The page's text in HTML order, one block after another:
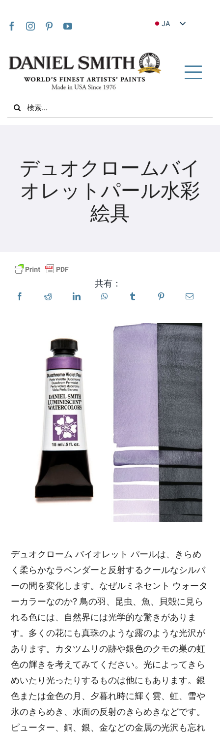
JA
IT
ZH
ZH_TW
私たちについて
販売店を探す
お問い合わせ
Search
for:
デュオクロームバイ
オレットパール水彩
絵具
共有：
デュオクローム バイオレット パールは、きらめ
く柔らかなラベンダーと反射するクールなシルバ
ーの間を変化します。なぜルミネセント ウォータ
ーカラーなのか? 鳥の羽、昆虫、魚、貝殻に見ら
れる色には、自然界には光学的な驚きがありま
す。多くの花にも真珠のような露のような光沢が
あります。カタツムリの跡や銀色のクモの巣の虹
色の輝きを考えてみてください。光によってきら
めいたり光ったりするものは他にもあります。銀
色または金色の月、夕暮れ時に輝く雲、虹、雪や
氷のきらめき、水面の反射のきらめきなどです。
ピューター、銅、銀、金などの金属の光沢も忘れ